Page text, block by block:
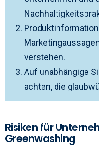
verstehen.
Auf unabhängige
achten, die
Risiken für
Greenwashing